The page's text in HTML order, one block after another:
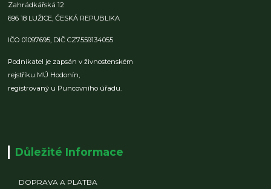
Zahrádkářská 12
696 18 LUŽICE,ČESKÁ REPUBLIKA
IČO 01097695, DIČ CZ7559134055
Podnikatel je zapsán v živnostenském
rejstříku MÚ Hodonín,
registrovaný u Puncovního úřadu.
Důležité Informace
DOPRAVA A PLATBA